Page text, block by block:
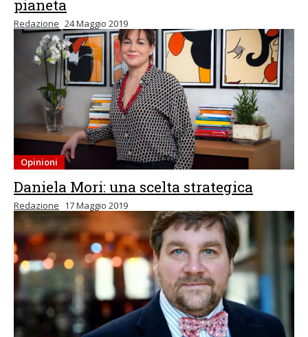
pianeta
Redazione 24 Maggio 2019
Opinioni
Daniela Mori: una scelta strategica
Redazione 17 Maggio 2019